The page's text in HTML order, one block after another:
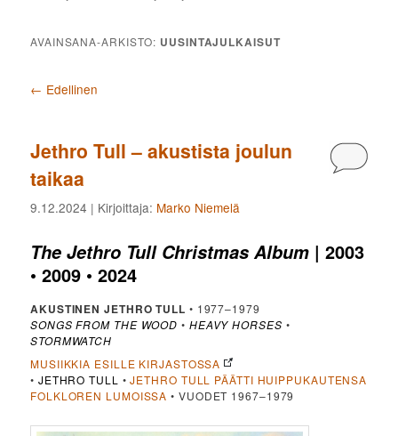
AVAINSANA-ARKISTO: UUSINTAJULKAISUT
Artikkelien selaus
← Edellinen
Jethro Tull – akustista joulun
taikaa
9.12.2024 | Kirjoittaja: Marko Niemelä
The Jethro Tull Christmas Album | 2003
• 2009 • 2024
AKUSTINEN JETHRO TULL • 1977–1979
SONGS FROM THE WOOD • HEAVY HORSES •
STORMWATCH
MUSIIKKIA ESILLE KIRJASTOSSA
• JETHRO TULL •JETHRO TULL PÄÄTTI HUIPPUKAUTENSA
FOLKLOREN LUMOISSA • VUODET 1967–1979